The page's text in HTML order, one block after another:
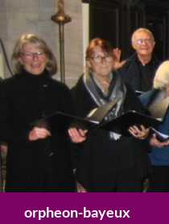
contenu
orpheon-bayeux